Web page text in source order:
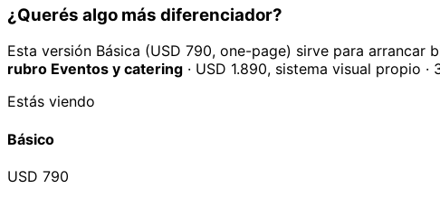
¿Querés algo más diferenciador?
Esta versión Básica (USD 790, one-page) sirve para arrancar
rubro Eventos y catering · USD 1.890, sistema visual propio
Estás viendo
Básico
USD 790